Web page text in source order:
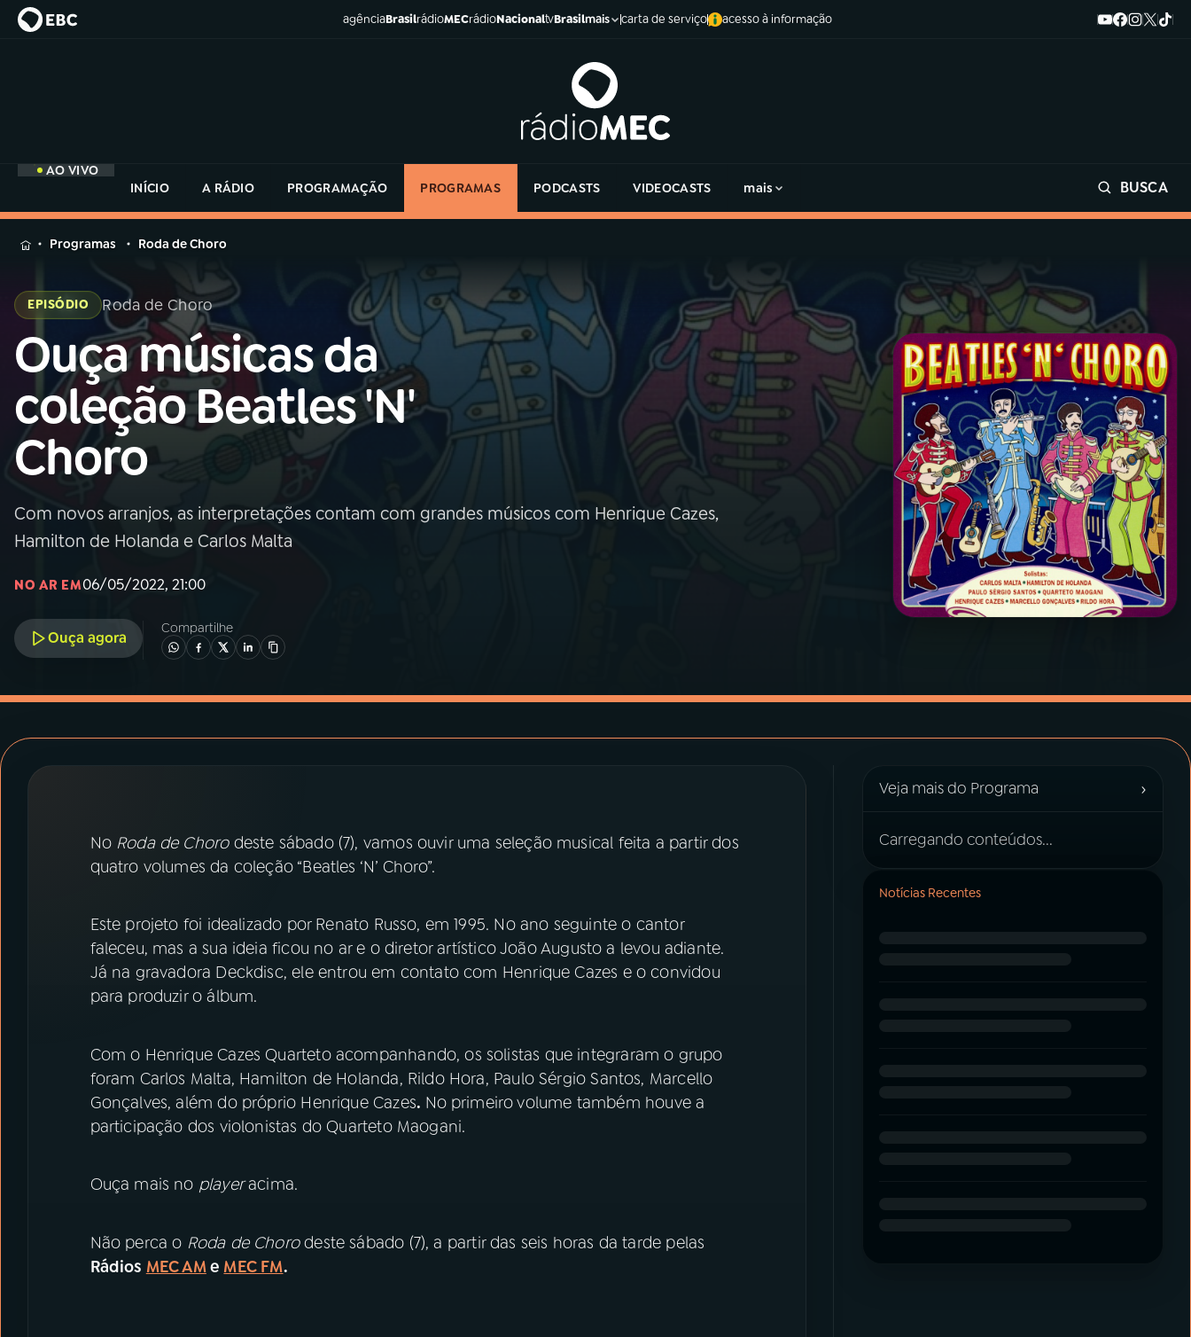
agênciaBrasilrádioMECrádioNacionaltvBrasilmais carta de serviço acesso à informação
AO VIVO
INÍCIO
A RÁDIO PROGRAMAÇÃO PROGRAMAS PODCASTS VIDEOCASTS mais BUSCA
MENU
Buscar
na
Rádio
MEC
Início AO VIVO
01INÍCIO
04PROGRAMAS
06VIDEOCASTS
PRÊMIO RÁDIO MEC
ACOMPANHE A RÁDIO MEC
YouTube Facebook
Instagram X
na
Rádio
Programas Roda de Choro
EPISÓDIO Roda de Choro
Ouça músicas da
coleção Beatles 'N'
Choro
Com novos arranjos, as interpretações contam com grandes músicos com Henrique Cazes,
Hamilton de Holanda e Carlos Malta
NO AR EM06/05/2022, 21:00
Ouça agora
Compartilhe
No Roda de Choro deste sábado (7), vamos ouvir uma seleção musical feita a partir dos
quatro volumes da coleção “Beatles ‘N’ Choro”.
Este projeto foi idealizado por Renato Russo, em 1995. No ano seguinte o cantor
faleceu, mas a sua ideia ficou no ar e o diretor artístico João Augusto a levou adiante.
Já na gravadora Deckdisc, ele entrou em contato com Henrique Cazes e o convidou
para produzir o álbum.
Com o Henrique Cazes Quarteto acompanhando, os solistas que integraram o grupo
foram Carlos Malta, Hamilton de Holanda, Rildo Hora, Paulo Sérgio Santos, Marcello
Gonçalves, além do próprio Henrique Cazes. No primeirovolume também houve a
participação dos violonistas do Quarteto Maogani.
Ouça mais no playeracima.
Não perca o Roda de Chorodeste sábado (7), a partir das seis horas da tarde pelas
Rádios MEC AMe MEC FM.
Veja mais do Programa ›
Carregando conteúdos...
Notícias Recentes